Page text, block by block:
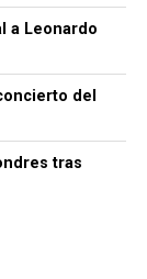
a Leonardo
del
tras